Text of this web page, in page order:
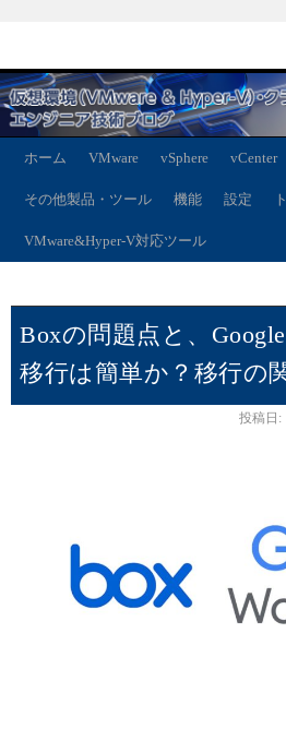
ホーム VMware vSphere vCenter
その他製品・ツール 機能 設定
VMware&Hyper-V対応ツール
Boxの問題点と、
移行は簡単か？移行の
投稿日: